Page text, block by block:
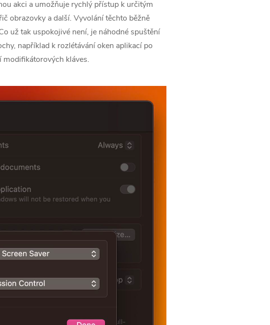
akci a umožňuje rychlý přístup k určitým
obrazovky a další. Vyvolání těchto běžně
už tak uspokojivé není, je náhodné spuštění
například k rozlétávání oken aplikací po
kláves.